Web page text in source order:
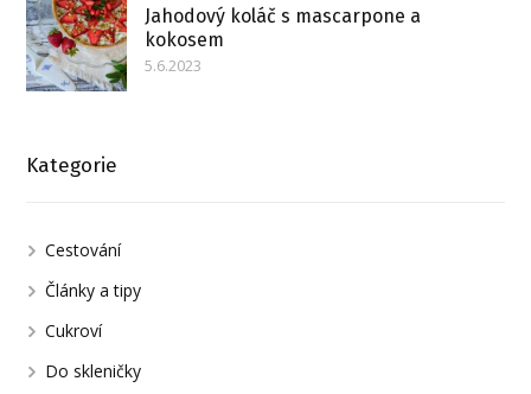
Jahodový koláč s mascarpone a
kokosem
5.6.2023
Kategorie
Cestování
Články a tipy
Cukroví
Do skleničky